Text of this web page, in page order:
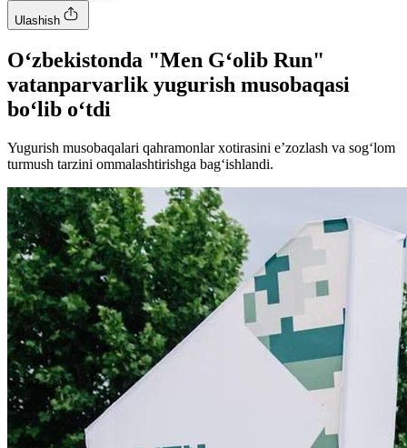
Ulashish
O‘zbekistonda "Men G‘olib Run"
vatanparvarlik yugurish musobaqasi
bo‘lib o‘tdi
Yugurish musobaqalari qahramonlar xotirasini e’zozlash va sog‘lom
turmush tarzini ommalashtirishga bag‘ishlandi.